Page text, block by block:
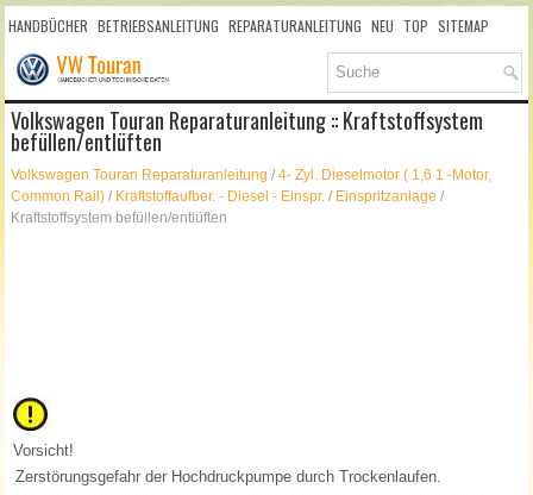
HANDBÜCHER BETRIEBSANLEITUNG REPARATURANLEITUNG NEU TOP SITEMAP
SUCHLAUF
Volkswagen Touran Reparaturanleitung :: Kraftstoffsystem
befüllen/entlüften
Volkswagen Touran Reparaturanleitung /4- Zyl. Dieselmotor ( 1,6 1 -Motor,
Common Rail) / Kraftstoffaufber. - Diesel - Einspr. / Einspritzanlage /
Kraftstoffsystem befüllen/entlüften
Vorsicht!
Zerstörungsgefahr der Hochdruckpumpe durch Trockenlaufen.